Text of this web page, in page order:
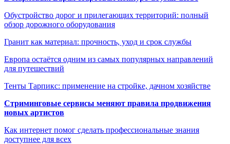
Обустройство дорог и прилегающих территорий: полный
обзор дорожного оборудования
Гранит как материал: прочность, уход и срок службы
Европа остаётся одним из самых популярных направлений
для путешествий
Тенты Тарпикс: применение на стройке, дачном хозяйстве
Стриминговые сервисы меняют правила продвижения
новых артистов
Как интернет помог сделать профессиональные знания
доступнее для всех